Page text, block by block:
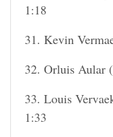
1:18
31. Kevin
32. Orluis Aular
33. Louis
1:33